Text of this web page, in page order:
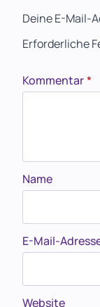
Deine E-Mail-
Erforderliche
Kommentar*
Name
E-Mail-
Website